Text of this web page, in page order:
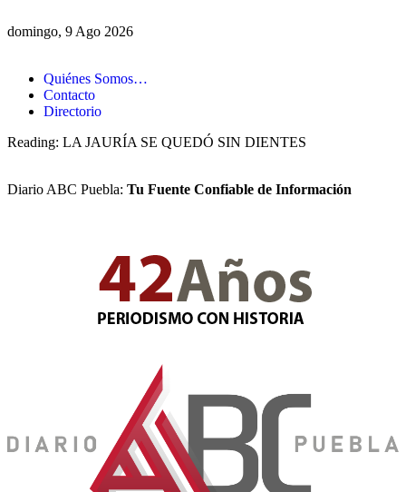
domingo, 9 Ago 2026
Quiénes Somos…
Contacto
Directorio
Reading: LA JAURÍA SE QUEDÓ SIN DIENTES
Diario ABC Puebla: Tu Fuente Confiable de Información